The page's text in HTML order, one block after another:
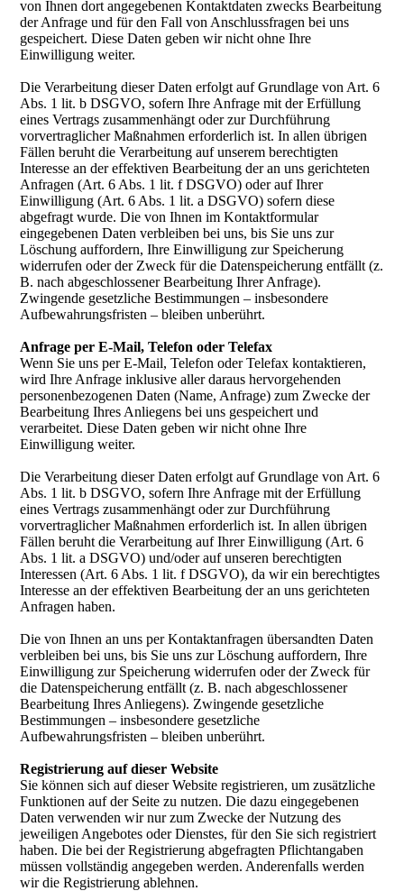
von Ihnen dort angegebenen Kontaktdaten zwecks Bearbeitung
der Anfrage und für den Fall von Anschlussfragen bei uns
gespeichert. Diese Daten geben wir nicht ohne Ihre
Einwilligung weiter.
Die Verarbeitung dieser Daten erfolgt auf Grundlage von Art. 6
Abs. 1 lit. b DSGVO, sofern Ihre Anfrage mit der Erfüllung
eines Vertrags zusammenhängt oder zur Durchführung
vorvertraglicher Maßnahmen erforderlich ist. In allen übrigen
Fällen beruht die Verarbeitung auf unserem berechtigten
Interesse an der effektiven Bearbeitung der an uns gerichteten
Anfragen (Art. 6 Abs. 1 lit. f DSGVO) oder auf Ihrer
Einwilligung (Art. 6 Abs. 1 lit. a DSGVO) sofern diese
abgefragt wurde. Die von Ihnen im Kontaktformular
eingegebenen Daten verbleiben bei uns, bis Sie uns zur
Löschung auffordern, Ihre Einwilligung zur Speicherung
widerrufen oder der Zweck für die Datenspeicherung entfällt (z.
B. nach abgeschlossener Bearbeitung Ihrer Anfrage).
Zwingende gesetzliche Bestimmungen – insbesondere
Aufbewahrungsfristen – bleiben unberührt.
Anfrage per E-Mail, Telefon oder Telefax
Wenn Sie uns per E-Mail, Telefon oder Telefax kontaktieren,
wird Ihre Anfrage inklusive aller daraus hervorgehenden
personenbezogenen Daten (Name, Anfrage) zum Zwecke der
Bearbeitung Ihres Anliegens bei uns gespeichert und
verarbeitet. Diese Daten geben wir nicht ohne Ihre
Einwilligung weiter.
Die Verarbeitung dieser Daten erfolgt auf Grundlage von Art. 6
Abs. 1 lit. b DSGVO, sofern Ihre Anfrage mit der Erfüllung
eines Vertrags zusammenhängt oder zur Durchführung
vorvertraglicher Maßnahmen erforderlich ist. In allen übrigen
Fällen beruht die Verarbeitung auf Ihrer Einwilligung (Art. 6
Abs. 1 lit. a DSGVO) und/oder auf unseren berechtigten
Interessen (Art. 6 Abs. 1 lit. f DSGVO), da wir ein berechtigtes
Interesse an der effektiven Bearbeitung der an uns gerichteten
Anfragen haben.
Die von Ihnen an uns per Kontaktanfragen übersandten Daten
verbleiben bei uns, bis Sie uns zur Löschung auffordern, Ihre
Einwilligung zur Speicherung widerrufen oder der Zweck für
die Datenspeicherung entfällt (z. B. nach abgeschlossener
Bearbeitung Ihres Anliegens). Zwingende gesetzliche
Bestimmungen – insbesondere gesetzliche
Aufbewahrungsfristen – bleiben unberührt.
Registrierung auf dieser Website
Sie können sich auf dieser Website registrieren, um zusätzliche
Funktionen auf der Seite zu nutzen. Die dazu eingegebenen
Daten verwenden wir nur zum Zwecke der Nutzung des
jeweiligen Angebotes oder Dienstes, für den Sie sich registriert
haben. Die bei der Registrierung abgefragten Pflichtangaben
müssen vollständig angegeben werden. Anderenfalls werden
wir die Registrierung ablehnen.